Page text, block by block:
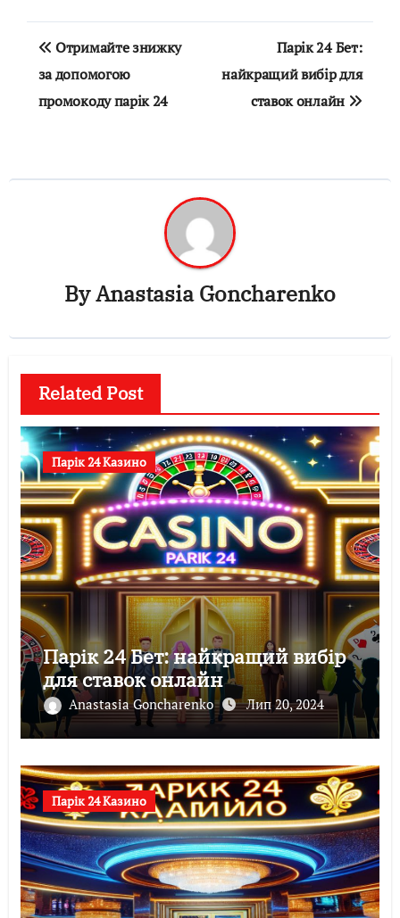
Навігація
записів
Отримайте знижку
за допомогою
промокоду парік 24
Парік 24 Бет:
найкращий вибір для
ставок онлайн
ByAnastasia Goncharenko
Related Post
Парік 24 Казино
Парік 24 Бет: найкращий вибір
для ставок онлайн
Anastasia Goncharenko Лип 20, 2024
Парік 24 Казино